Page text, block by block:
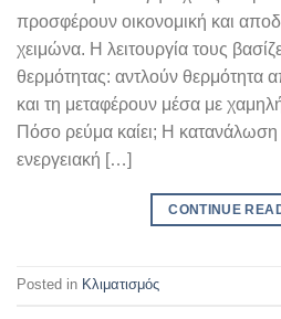
προσφέρουν οικονομική και
χειμώνα. Η λειτουργία τους
θερμότητας: αντλούν θερμότητα
και τη μεταφέρουν μέσα με
Πόσο ρεύμα καίει; Η κατανάλωση
ενεργειακή […]
CONTINUE
Posted in Κλιματισμός